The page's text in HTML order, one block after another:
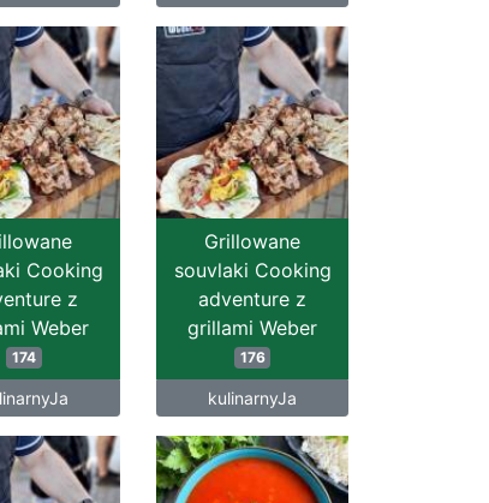
Cooking
z
Weber
174
Grillowane
souvlaki Cooking
adventure z
grillami Weber
176
kulinarnyJa